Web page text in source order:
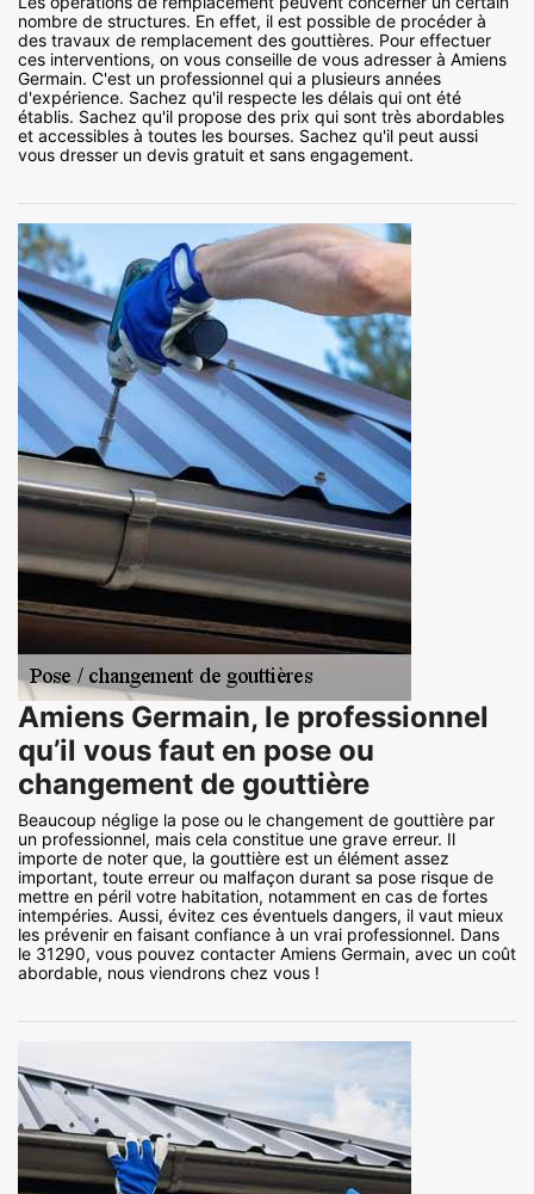
nombre de structures. En effet, il est possible de procéder à
des travaux de remplacement des gouttières. Pour effectuer
ces interventions, on vous conseille de vous adresser à Amiens
Germain. C'est un professionnel qui a plusieurs années
d'expérience. Sachez qu'il respecte les délais qui ont été
établis. Sachez qu'il propose des prix qui sont très abordables
et accessibles à toutes les bourses. Sachez qu'il peut aussi
vous dresser un devis gratuit et sans engagement.
Amiens Germain, le professionnel
qu’il vous faut en pose ou
changement de gouttière
Beaucoup néglige la pose ou le changement de gouttière par
un professionnel, mais cela constitue une grave erreur. Il
importe de noter que, la gouttière est un élément assez
important, toute erreur ou malfaçon durant sa pose risque de
mettre en péril votre habitation, notamment en cas de fortes
intempéries. Aussi, évitez ces éventuels dangers, il vaut mieux
les prévenir en faisant confiance à un vrai professionnel. Dans
le 31290, vous pouvez contacter Amiens Germain, avec un coût
abordable, nous viendrons chez vous !